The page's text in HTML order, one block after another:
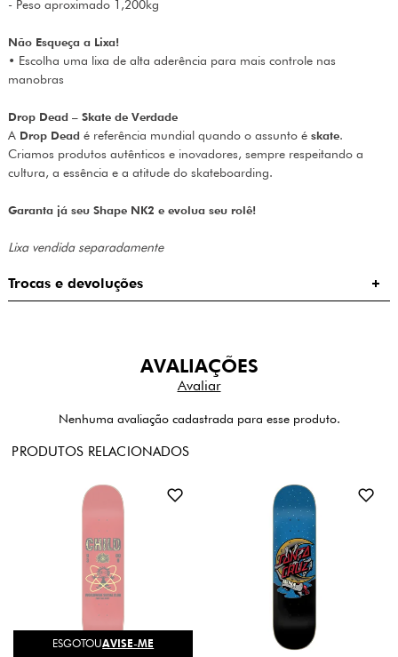
- Peso aproximado 1,200kg
Não Esqueça a Lixa!
• Escolha uma lixa de alta aderência para mais controle nas
manobras
Drop Dead – Skate de Verdade
A Drop Deadé referência mundial quando o assunto é skate.
Criamos produtos autênticos e inovadores, sempre respeitando a
cultura, a essência e a atitude do skateboarding.
Garanta já seu Shape NK2 e evolua seu rolê!
Lixa vendida separadamente
Trocas e devoluções
AVALIAÇÕES
Nenhuma avaliação cadastrada para esse produto.
PRODUTOS RELACIONADOS
ESGOTOUAVISE-ME